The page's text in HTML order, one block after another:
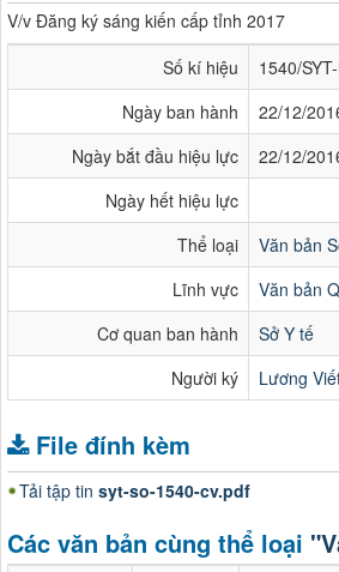
V/v Đăng ký sáng kiến cấp tỉnh 2017
Số kí hiệu
1540/
Ngày ban hành
22/12/
Ngày bắt đầu hiệu lực
22/12/
Ngày hết hiệu lực
Thể loại
Văn bản
Lĩnh vực
Văn bản
Cơ quan ban hành
Sở Y tế
Người ký
Lương
File đính kèm
Tải tập tin syt-so-1540-cv.pdf
Các văn bản cùng thể loại